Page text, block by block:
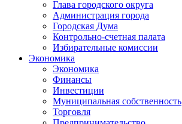
Глава городского округа
Администрация города
Городская Дума
Контрольно-счетная палата
Избирательные комиссии
Экономика
Экономика
Финансы
Инвестиции
Муниципальная собственность
Торговля